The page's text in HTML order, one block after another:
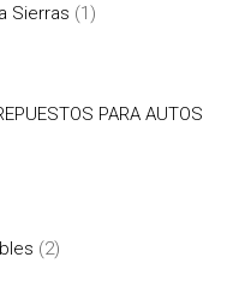
Sierras (1)
PARA AUTOS
(2)